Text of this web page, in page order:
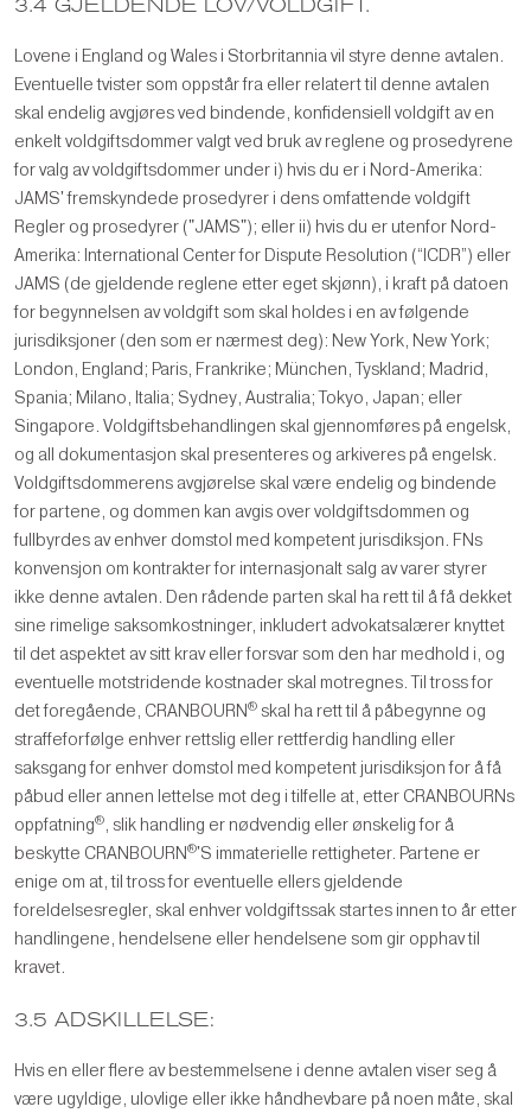
3.4 GJELDENDE LOV/VOLDGIFT.
Lovene i England og Wales i Storbritannia vil styre denne avtalen.
Eventuelle tvister som oppstår fra eller relatert til denne avtalen
skal endelig avgjøres ved bindende, konfidensiell voldgift av en
enkelt voldgiftsdommer valgt ved bruk av reglene og prosedyrene
for valg av voldgiftsdommer under i) hvis du er i Nord-Amerika:
JAMS' fremskyndede prosedyrer i dens omfattende voldgift
Regler og prosedyrer ("JAMS"); eller ii) hvis du er utenfor Nord-
Amerika: International Center for Dispute Resolution (“ICDR”) eller
JAMS (de gjeldende reglene etter eget skjønn), i kraft på datoen
for begynnelsen av voldgift som skal holdes i en av følgende
jurisdiksjoner (den som er nærmest deg): New York, New York;
London, England; Paris, Frankrike; München, Tyskland; Madrid,
Spania; Milano, Italia; Sydney, Australia; Tokyo, Japan; eller
Singapore. Voldgiftsbehandlingen skal gjennomføres på engelsk,
og all dokumentasjon skal presenteres og arkiveres på engelsk.
Voldgiftsdommerens avgjørelse skal være endelig og bindende
for partene, og dommen kan avgis over voldgiftsdommen og
fullbyrdes av enhver domstol med kompetent jurisdiksjon. FNs
konvensjon om kontrakter for internasjonalt salg av varer styrer
ikke denne avtalen. Den rådende parten skal ha rett til å få dekket
sine rimelige saksomkostninger, inkludert advokatsalærer knyttet
til det aspektet av sitt krav eller forsvar som den har medhold i, og
eventuelle motstridende kostnader skal motregnes. Til tross for
det foregående, CRANBOURN® skal ha rett til å påbegynne og
straffeforfølge enhver rettslig eller rettferdig handling eller
saksgang for enhver domstol med kompetent jurisdiksjon for å få
påbud eller annen lettelse mot deg i tilfelle at, etter CRANBOURNs
oppfatning®, slik handling er nødvendig eller ønskelig for å
beskytte CRANBOURN®'S immaterielle rettigheter. Partene er
enige om at, til tross for eventuelle ellers gjeldende
foreldelsesregler, skal enhver voldgiftssak startes innen to år etter
handlingene, hendelsene eller hendelsene som gir opphav til
kravet.
3.5 ADSKILLELSE:
Hvis en eller flere av bestemmelsene i denne avtalen viser seg å
være ugyldige, ulovlige eller ikke håndhevbare på noen måte, skal